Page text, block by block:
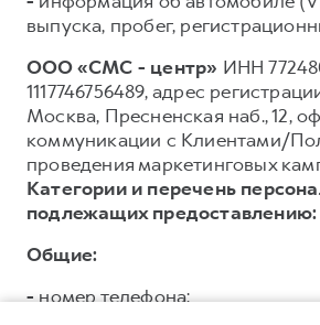
выпуска, пробег,
ООО «СМС - центр» ИНН
1117746756489, адрес
Москва, Пресненская наб., 12,
коммуникации с Клиентами/
проведения маркетинговых
Категории и перечень
подлежащих предоставлению:
Общие:
-номер телефона;